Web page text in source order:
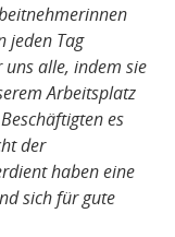
jeden Tag
alle, indem sie
Arbeitsplatz
es
der
haben eine
sich für gute